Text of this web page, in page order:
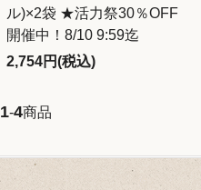
ル)×2袋 ★活力祭30％OFF
開催中！8/10 9:59迄
2,754円(税込)
1-4商品